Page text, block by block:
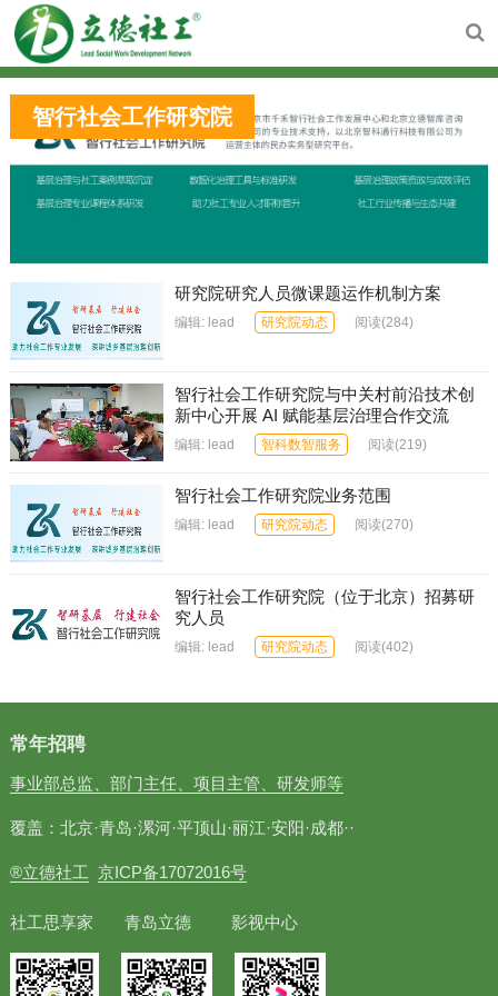
智行社会工作研究院
研究院研究人员微课题运作机制方案
编辑:lead 研究院动态 阅读(284)
智行社会工作研究院与中关村前沿技术创
新中心开展 AI 赋能基层治理合作交流
编辑:lead 智科数智服务 阅读(219)
智行社会工作研究院业务范围
编辑:lead 研究院动态 阅读(270)
智行社会工作研究院（位于北京）招募研
究人员
编辑:lead 研究院动态 阅读(402)
常年招聘
事业部总监、部门主任、项目主管、研发师等
覆盖：北京·青岛·漯河·平顶山·丽江·安阳·成都··
®立德社工 京ICP备17072016号
社工思享家 青岛立德 影视中心